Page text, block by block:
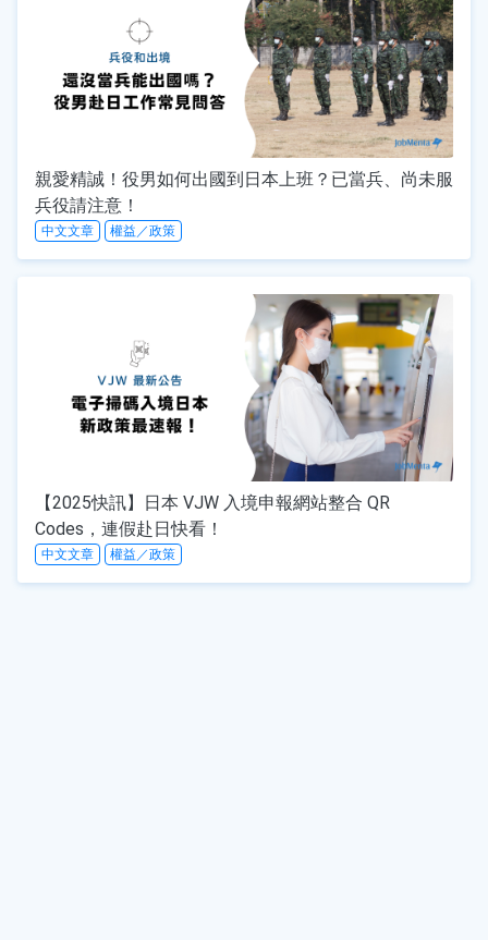
親愛精誠！役男如何出國到日本上班？已當兵、尚未服
兵役請注意！
中文文章 權益／政策
【2025快訊】日本 VJW 入境申報網站整合 QR
Codes，連假赴日快看！
中文文章 權益／政策